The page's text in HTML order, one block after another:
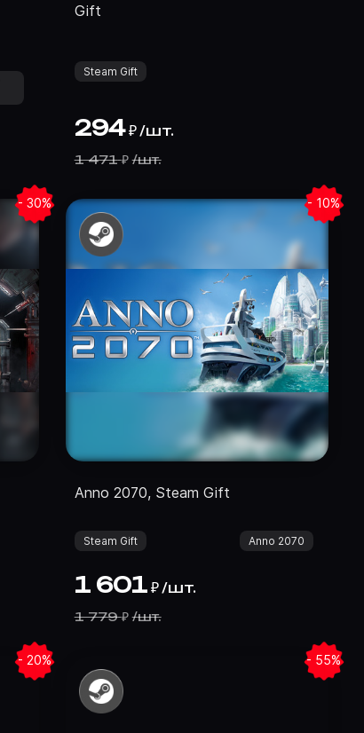
Gift
Steam Gift
294 ₽ /шт.
1 471 ₽ /шт.
- 30% - 10%
Anno 2070, Steam Gift
Steam Gift Anno 2070
1 601 ₽ /шт.
1 779 ₽ /шт.
- 20% - 55%